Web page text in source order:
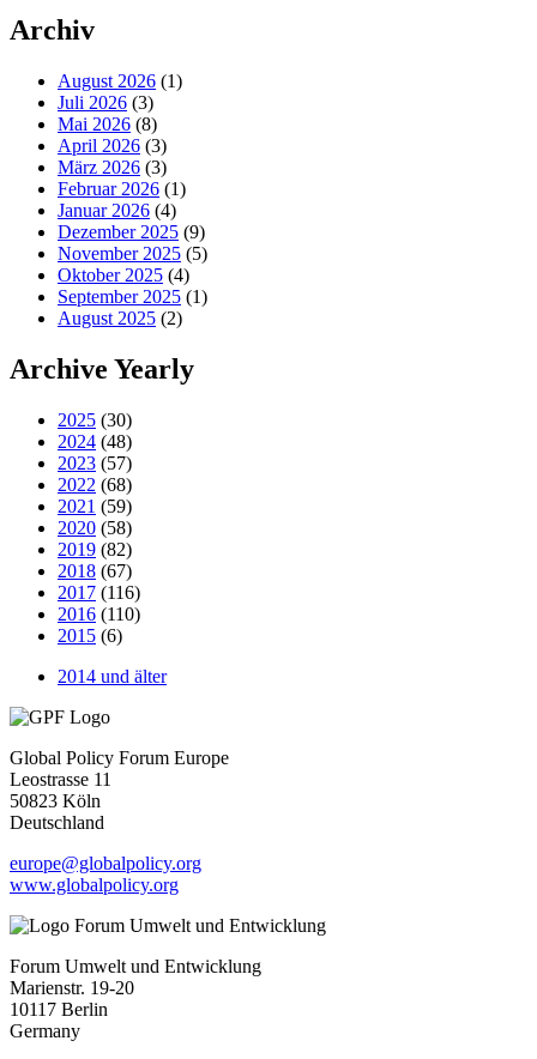
Archiv
August 2026 (1)
Juli 2026 (3)
Mai 2026 (8)
April 2026 (3)
März 2026 (3)
Februar 2026 (1)
Januar 2026 (4)
Dezember 2025 (9)
November 2025 (5)
Oktober 2025 (4)
September 2025 (1)
August 2025 (2)
Archive Yearly
2025 (30)
2024 (48)
2023 (57)
2022 (68)
2021 (59)
2020 (58)
2019 (82)
2018 (67)
2017 (116)
2016 (110)
2015 (6)
2014 und älter
Global Policy Forum Europe
Leostrasse 11
50823 Köln
Deutschland
europe@globalpolicy.org
www.globalpolicy.org
Forum Umwelt und Entwicklung
Marienstr. 19-20
10117 Berlin
Germany